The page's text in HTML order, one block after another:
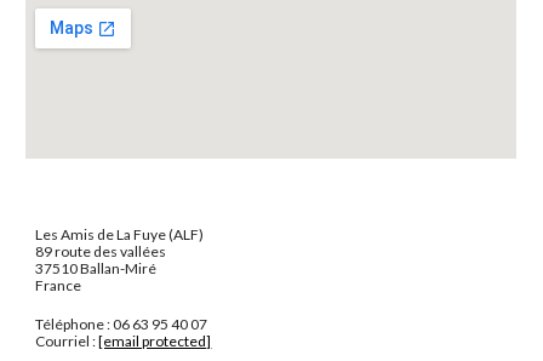
Les Amis de La Fuye (ALF)
89 route des vallées
37510 Ballan-Miré
France
Téléphone : 06 63 95 40 07
Courriel :[email protected]